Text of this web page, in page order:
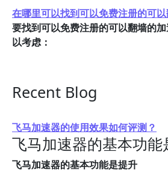
在哪里可以找到可以免费注册的可
要找到可以免费注册的可以翻墙的
以考虑：
Recent Blog
飞马加速器的使用效果如何评测？
飞马加速器的基本功能
飞马加速器的基本功能是提升